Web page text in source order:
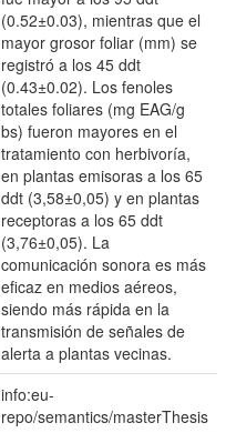
(0.52±0.03), mientras que el
mayor grosor foliar (mm) se
registró a los 45 ddt
(0.43±0.02). Los fenoles
totales foliares (mg EAG/g
bs) fueron mayores en el
tratamiento con herbivoría,
en plantas emisoras a los 65
ddt (3,58±0,05) y en plantas
receptoras a los 65 ddt
(3,76±0,05). La
comunicación sonora es más
eficaz en medios aéreos,
siendo más rápida en la
transmisión de señales de
alerta a plantas vecinas.
info:eu-
repo/semantics/masterThesis